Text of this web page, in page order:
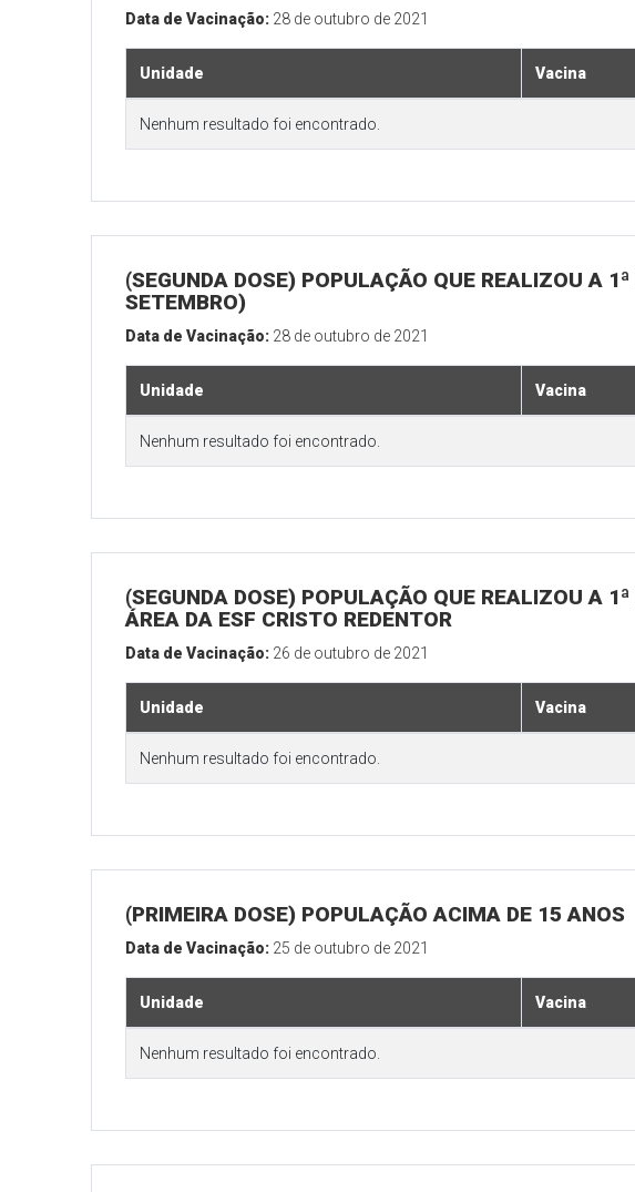
Data de Vacinação: 28 de outubro de 2021
Unidade Vacina
Nenhum resultado foi encontrado.
(SEGUNDA DOSE) POPULAÇÃO QUE REALIZOU A
SETEMBRO)
Data de Vacinação: 28 de outubro de 2021
Unidade Vacina
Nenhum resultado foi encontrado.
(SEGUNDA DOSE) POPULAÇÃO QUE REALIZOU A
ÁREA DA ESF CRISTO REDENTOR
Data de Vacinação: 26 de outubro de 2021
Unidade Vacina
Nenhum resultado foi encontrado.
(PRIMEIRA DOSE) POPULAÇÃO ACIMA DE 15 ANOS
Data de Vacinação: 25 de outubro de 2021
Unidade Vacina
Nenhum resultado foi encontrado.